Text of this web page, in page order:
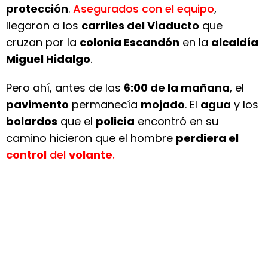
protección. Asegurados con el equipo,
llegaron a los carriles del Viaducto que
cruzan por la colonia Escandón en la alcaldía
Miguel Hidalgo.
Pero ahí, antes de las 6:00 de la mañana, el
pavimento permanecía mojado. El agua y los
bolardos que el policía encontró en su
camino hicieron que el hombre perdiera el
control del volante.